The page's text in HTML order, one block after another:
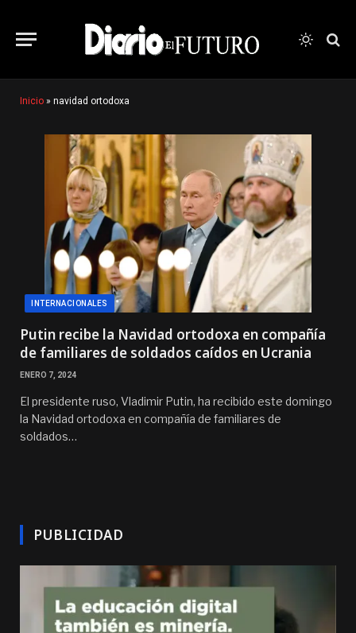
Inicio » navidad ortodoxa
INTERNACIONALES
Putin recibe la Navidad ortodoxa en compañía
de familiares de soldados caídos en Ucrania
ENERO 7, 2024
El presidente ruso, Vladimir Putin, ha recibido este domingo
la Navidad ortodoxa en compañía de familiares de
soldados…
PUBLICIDAD